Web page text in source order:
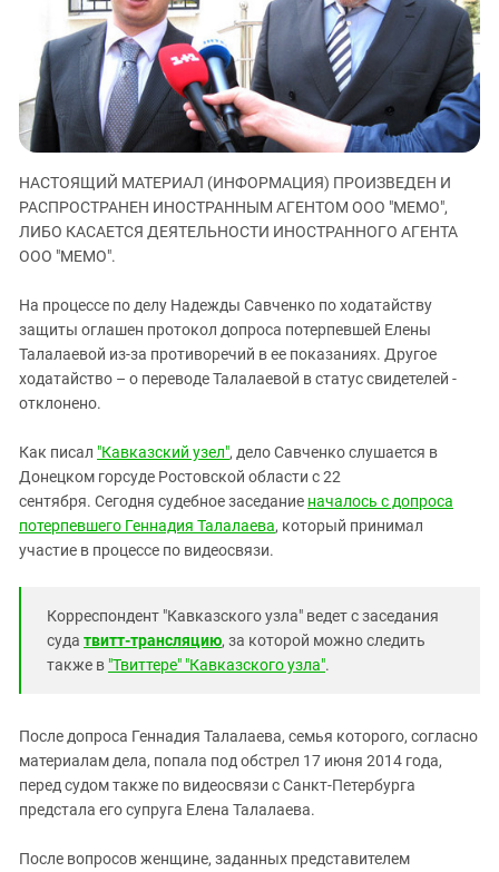
ЗАСТАВЛЯЕТ
КАВКАЗ ЗА ПАЛЕСТИНУ
ИНАКОМЫСЛИЕ В ЧЕЧНЕ
ПРЕСЛЕДОВАНИЕ АКТИВИСТОВ
МОБИЛИЗАЦИЯ И ПРОТЕСТЫ
Дагестан
Ингушетия
Кабардино-Балкария
Калмыкия
Карачаево-Черкесия
Краснодарский край
Нагорный Карабах
Российская Федерация
Северная Осетия - Алания
СКФО
Ставропольский край
Южный Кавказ
ЮФО
НАСТОЯЩИЙ МАТЕРИАЛ (ИНФОРМАЦИЯ) ПРОИЗВЕДЕН И
РАСПРОСТРАНЕН ИНОСТРАННЫМ АГЕНТОМ ООО "МЕМО",
ЛИБО КАСАЕТСЯ ДЕЯТЕЛЬНОСТИ ИНОСТРАННОГО АГЕНТА
ООО "МЕМО".
На процессе по делу Надежды Савченко по ходатайству
защиты оглашен протокол допроса потерпевшей Елены
Талалаевой из-за противоречий в ее показаниях. Другое
ходатайство – о переводе Талалаевой в статус свидетелей -
отклонено.
Как писал "Кавказский узел", дело Савченко слушается в
Донецком горсуде Ростовской области с 22
сентября. Сегодня судебное заседание началось с допроса
потерпевшего Геннадия Талалаева, который принимал
участие в процессе по видеосвязи.
Корреспондент "Кавказского узла" ведет с заседания
суда твитт-трансляцию, за которой можно следить
также в "Твиттере" "Кавказского узла".
После допроса Геннадия Талалаева, семья которого, согласно
материалам дела, попала под обстрел 17 июня 2014 года,
перед судом также по видеосвязи с Санкт-Петербурга
предстала его супруга Елена Талалаева.
После вопросов женщине, заданных представителем